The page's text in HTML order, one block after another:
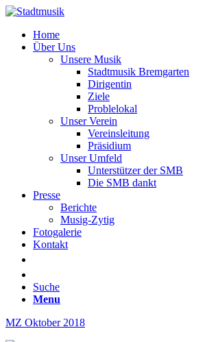
Home
Über Uns
Unsere Musik
Stadtmusik Bremgarten
Dirigentin
Ziele
Problelokal
Unser Verein
Vereinsleitung
Präsidium
Unser Umfeld
Unterstützer der SMB
Die SMB dankt
Presse
Berichte
Musig-Zytig
Fotogalerie
Kontakt
Suche
Menu
MZ Oktober 2018